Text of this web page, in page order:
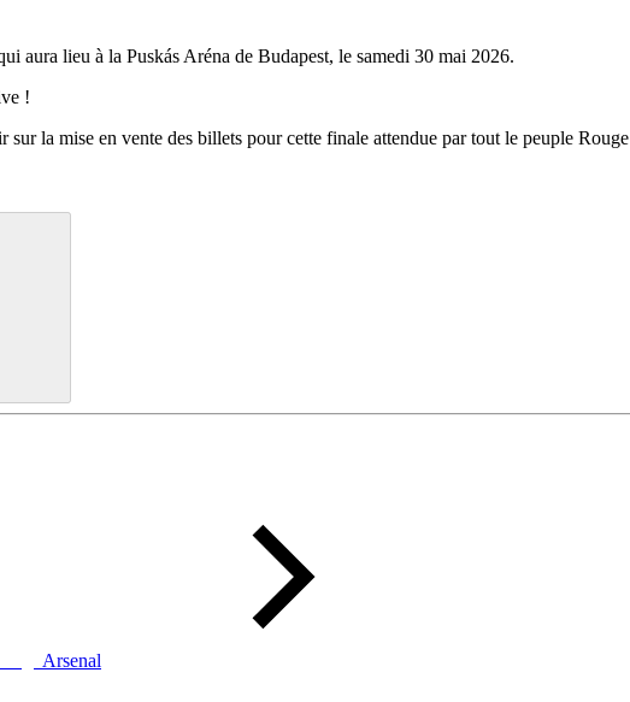
aura lieu à la Puskás Aréna de Budapest, le samedi 30 mai 2026.
!
la mise en vente des billets pour cette finale attendue par tout le peuple
Arsenal